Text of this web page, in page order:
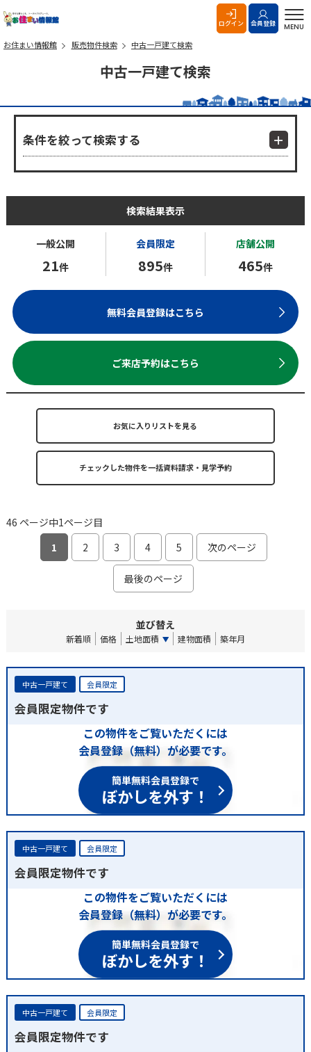
ログイン 会員登録 MENU
お住まい情報館 販売物件検索 中古一戸建て検索
中古一戸建て検索
条件を絞って検索する
検索結果表示
一般公開
21件
会員限定
895件
店舗公開
465件
無料会員登録はこちら
ご来店予約はこちら
お気に入りリストを見る
46 ページ中1ページ目
1
2 3 4 5 次のページ
最後のページ
並び替え
新着順 価格 土地面積 建物面積 築年月
中古一戸建て 会員限定
会員限定物件です
この物件をご覧いただくには
会員登録（無料）が必要です。
簡単無料会員登録で
ぼかしを外す！
中古一戸建て 会員限定
会員限定物件です
この物件をご覧いただくには
会員登録（無料）が必要です。
簡単無料会員登録で
ぼかしを外す！
中古一戸建て 会員限定
会員限定物件です